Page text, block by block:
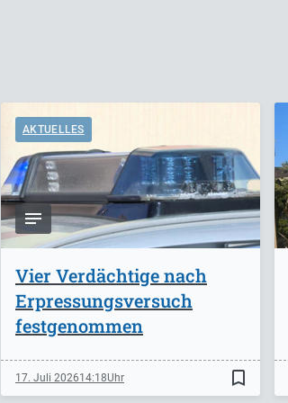
AKTUELLES
Vier Verdächtige nach
Erpressungsversuch
festgenommen
17. Juli 202614:18 bookmark_border